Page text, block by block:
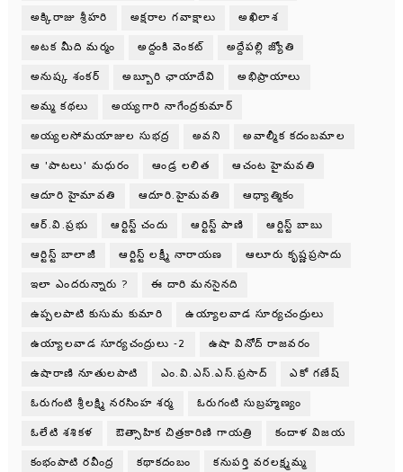
అక్కిరాజు శ్రీహరి అక్షరాల గవాక్షాలు అఖిలాశ
అటక మీది మర్మం అద్దంకి వెంకట్ అద్దేపల్లి జ్యోతి
అనుష్క శంకర్ అబ్బూరి ఛాయాదేవి అభిప్రాయాలు
అమ్మ కథలు అయ్యగారి నాగేంద్రకుమార్
అయ్యలసోమయాజుల సుభద్ర అవని అవాల్మీక కదంబమాల
ఆ 'పాటలు' మధురం ఆండ్ర లలిత ఆచంట హైమవతి
ఆదూరి హైమావతి ఆదూరి.హైమవతి ఆధ్యాత్మికం
ఆర్.వి.ప్రభు ఆర్టిస్ట్ చందు ఆర్టిస్ట్ పాణి ఆర్టిస్ట్ బాబు
ఆర్టిస్ట్ బాలాజీ ఆర్టిస్ట్ లక్ష్మీ నారాయణ ఆలూరు కృష్ణప్రసాదు
ఇలా ఎందరున్నారు ? ఈ దారి మనసైనది
ఉప్పలపాటి కుసుమ కుమారి ఉయ్యాలవాడ సూర్యచంద్రులు
ఉయ్యాలవాడ సూర్యచంద్రులు -2 ఉషా వినోద్ రాజవరం
ఉషారాణి నూతులపాటి ఎం.వి.ఎస్.ఎస్.ప్రసాద్ ఎకో గణేష్
ఓరుగంటి శ్రీలక్ష్మి నరసింహ శర్మ ఓరుగంటి సుబ్రహ్మణ్యం
ఓలేటి శశికళ ఔత్సాహిక చిత్రకారిణి గాయత్రి కందాళ విజయ
కంభంపాటి రవీంద్ర కథాకదంబం కనుపర్తి వరలక్ష్మమ్మ